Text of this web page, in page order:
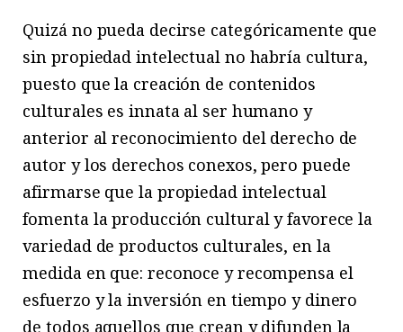
Quizá no pueda decirse categóricamente que
sin propiedad intelectual no habría cultura,
puesto que la creación de contenidos
culturales es innata al ser humano y
anterior al reconocimiento del derecho de
autor y los derechos conexos, pero puede
afirmarse que la propiedad intelectual
fomenta la producción cultural y favorece la
variedad de productos culturales, en la
medida en que: reconoce y recompensa el
esfuerzo y la inversión en tiempo y dinero
de todos aquellos que crean y difunden la